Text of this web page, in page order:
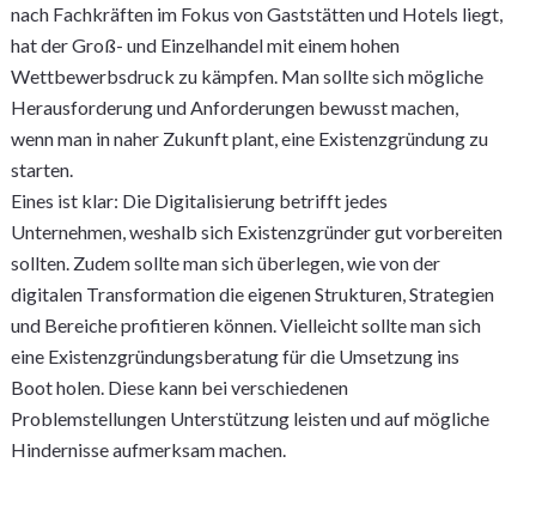
nach Fachkräften im Fokus von Gaststätten und Hotels liegt,
hat der Groß- und Einzelhandel mit einem hohen
Wettbewerbsdruck zu kämpfen. Man sollte sich mögliche
Herausforderung und Anforderungen bewusst machen,
wenn man in naher Zukunft plant, eine Existenzgründung zu
starten.
Eines ist klar: Die Digitalisierung betrifft jedes
Unternehmen, weshalb sich Existenzgründer gut vorbereiten
sollten. Zudem sollte man sich überlegen, wie von der
digitalen Transformation die eigenen Strukturen, Strategien
und Bereiche profitieren können. Vielleicht sollte man sich
eine Existenzgründungsberatung für die Umsetzung ins
Boot holen. Diese kann bei verschiedenen
Problemstellungen Unterstützung leisten und auf mögliche
Hindernisse aufmerksam machen.